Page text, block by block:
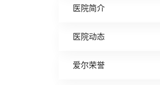
医院简介
医院动态
爱尔荣誉